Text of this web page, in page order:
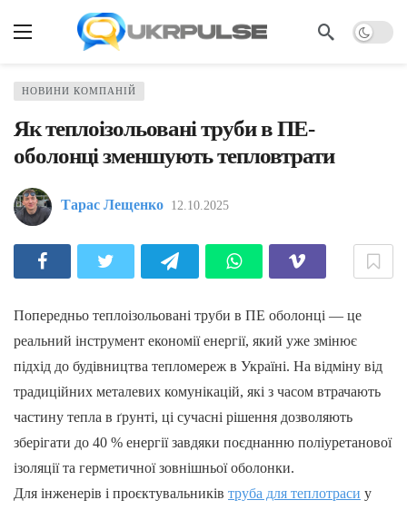
НОВИНИ КОМПАНІЙ
Як теплоізольовані труби в ПЕ-
оболонці зменшують тепловтрати
Тарас Лещенко 12.10.2025
Попередньо теплоізольовані труби в ПЕ оболонці — це
реальний інструмент економії енергії, який уже змінює
підхід до будівництва тепломереж в Україні. На відміну від
традиційних металевих комунікацій, які з часом втрачають
частину тепла в ґрунті, ці сучасні рішення дозволяють
зберігати до 40 % енергії завдяки поєднанню поліуретанової
ізоляції та герметичної зовнішньої оболонки.
Для інженерів і проєктувальників труба для теплотраси у